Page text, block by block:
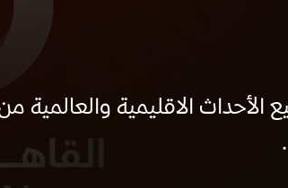
الأحداث الاقليمية والعالمية